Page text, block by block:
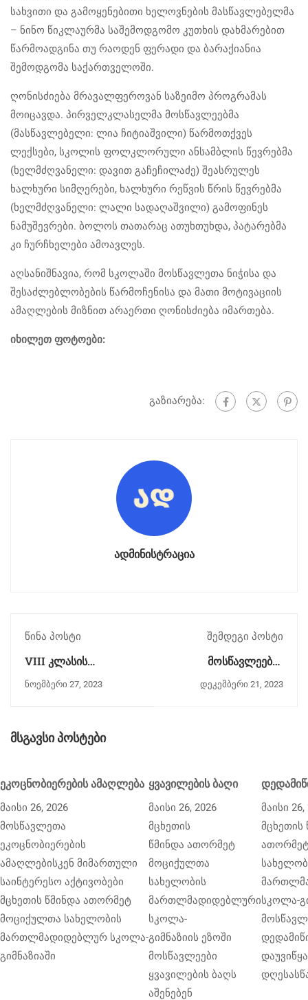
სახვითი და გამოყენებითი ხელოვნების მასწავლებელმა
– ნინო წიკლაურმა საშემოდგომო კუთხის დახმარებით
წარმოადგინა თუ რაოდენ ფერადი და ბარაქიანია
შემოდგომა საქართველოში.
ღონისძიება მრავალფეროვან საზეიმო პროგრამას
მოიცავდა. პირველკლასელმა მოსწავლეებმა
(მასწავლებელი: ლია ჩიტიაშვილი) წარმოთქვეს
ლექსები, სკოლის ფოლკლორული ანსამბლის წევრებმა
(ხელმძღვანელი: დავით გაჩეჩილაძე) შეასრულეს
ხალხური სიმღერები, ხალხური რეწვის წრის წევრებმა
(ხელმძღვანელი: ლალი სადაღაშვილი) გამოფინეს
ნამუშევრები. ბოლოს თათარაც ათუხთუხდა, პატარებმა
კი ჩურჩხელები ამოავლეს.
აღსანიშნავია, რომ სკოლაში მოსწავლეთა ნიჭისა და
შესაძლებლობების წარმოჩენისა და მათი მოტივაციის
ამაღლების მიზნით არაერთი ღონისძიება იმართება.
იხილეთ ფოტოები:
გაზიარება:
ადმინისტრაცია
წინა პოსტი
VIII კლასის
მოსწავლეები
ნოემბერი 27, 2023
შემდეგი პოსტი
მოსწავლეებმა
ცნობილი
დეკემბერი 21, 2023
მსგავსი პოსტები
ეკოცნობიერების ამაღლება
მაისი 26, 2026
მოსწავლეთა
ეკოცნობიერების
ამაღლებისკენ მიმართული
საინტერესო აქტივობები
მცხეთის წმინდა ათორმეტ
მოციქულთა სახელობის
მართლმადიდებლურ სკოლა-
გიმნაზიაში
ყვავილების ბაღი
მაისი 26, 2026
მცხეთის
წმინდა ათორმეტ
მოციქულთა
სახელობის
მართლმადიდებლური
სკოლა-
გიმნაზიის ეზოში
მოსწავლეები
ყვავილების ბაღს
აშენებენ
მაისი 26,
მცხეთის
სკოლა-